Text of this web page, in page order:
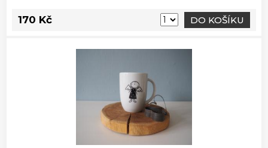
170 Kč DO KOŠÍKU